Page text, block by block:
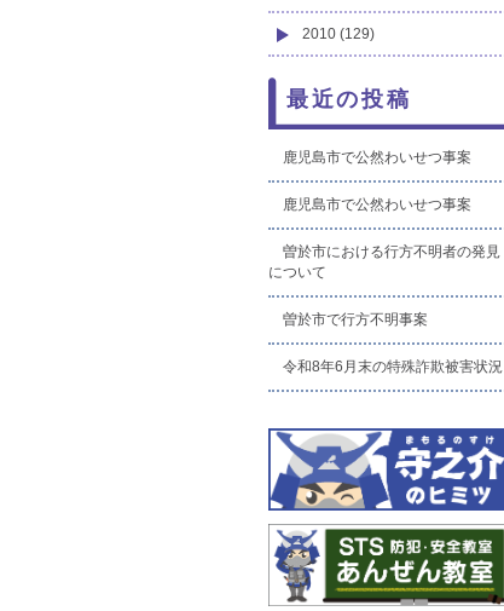
2010 (129)
最近の投稿
鹿児島市で公然わいせつ事案
鹿児島市で公然わいせつ事案
曽於市における行方不明者の発見
について
曽於市で行方不明事案
令和8年6月末の特殊詐欺被害状況